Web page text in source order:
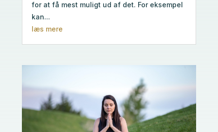
for at få mest muligt ud af det. For eksempel
kan...
læs mere